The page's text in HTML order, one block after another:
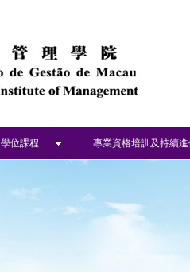
學位課程 專業資格培訓及持續